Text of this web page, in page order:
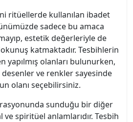
ritüellerde kullanılan ibadet
sadece bu amaca
estetik değerleriyle de
katmaktadır. Tesbihlerin
yapılmış olanları bulunurken,
ve renkler sayesinde
olanı seçebilirsiniz.
sunduğu bir diğer
spiritüel anlamlarıdır. Tesbih